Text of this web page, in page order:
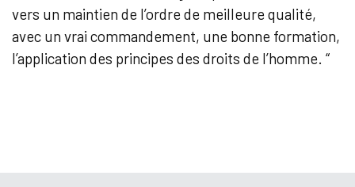
vers un maintien de l’ordre de meilleure qualité,
avec un vrai commandement, une bonne formation,
l’application des principes des droits de l’homme. “